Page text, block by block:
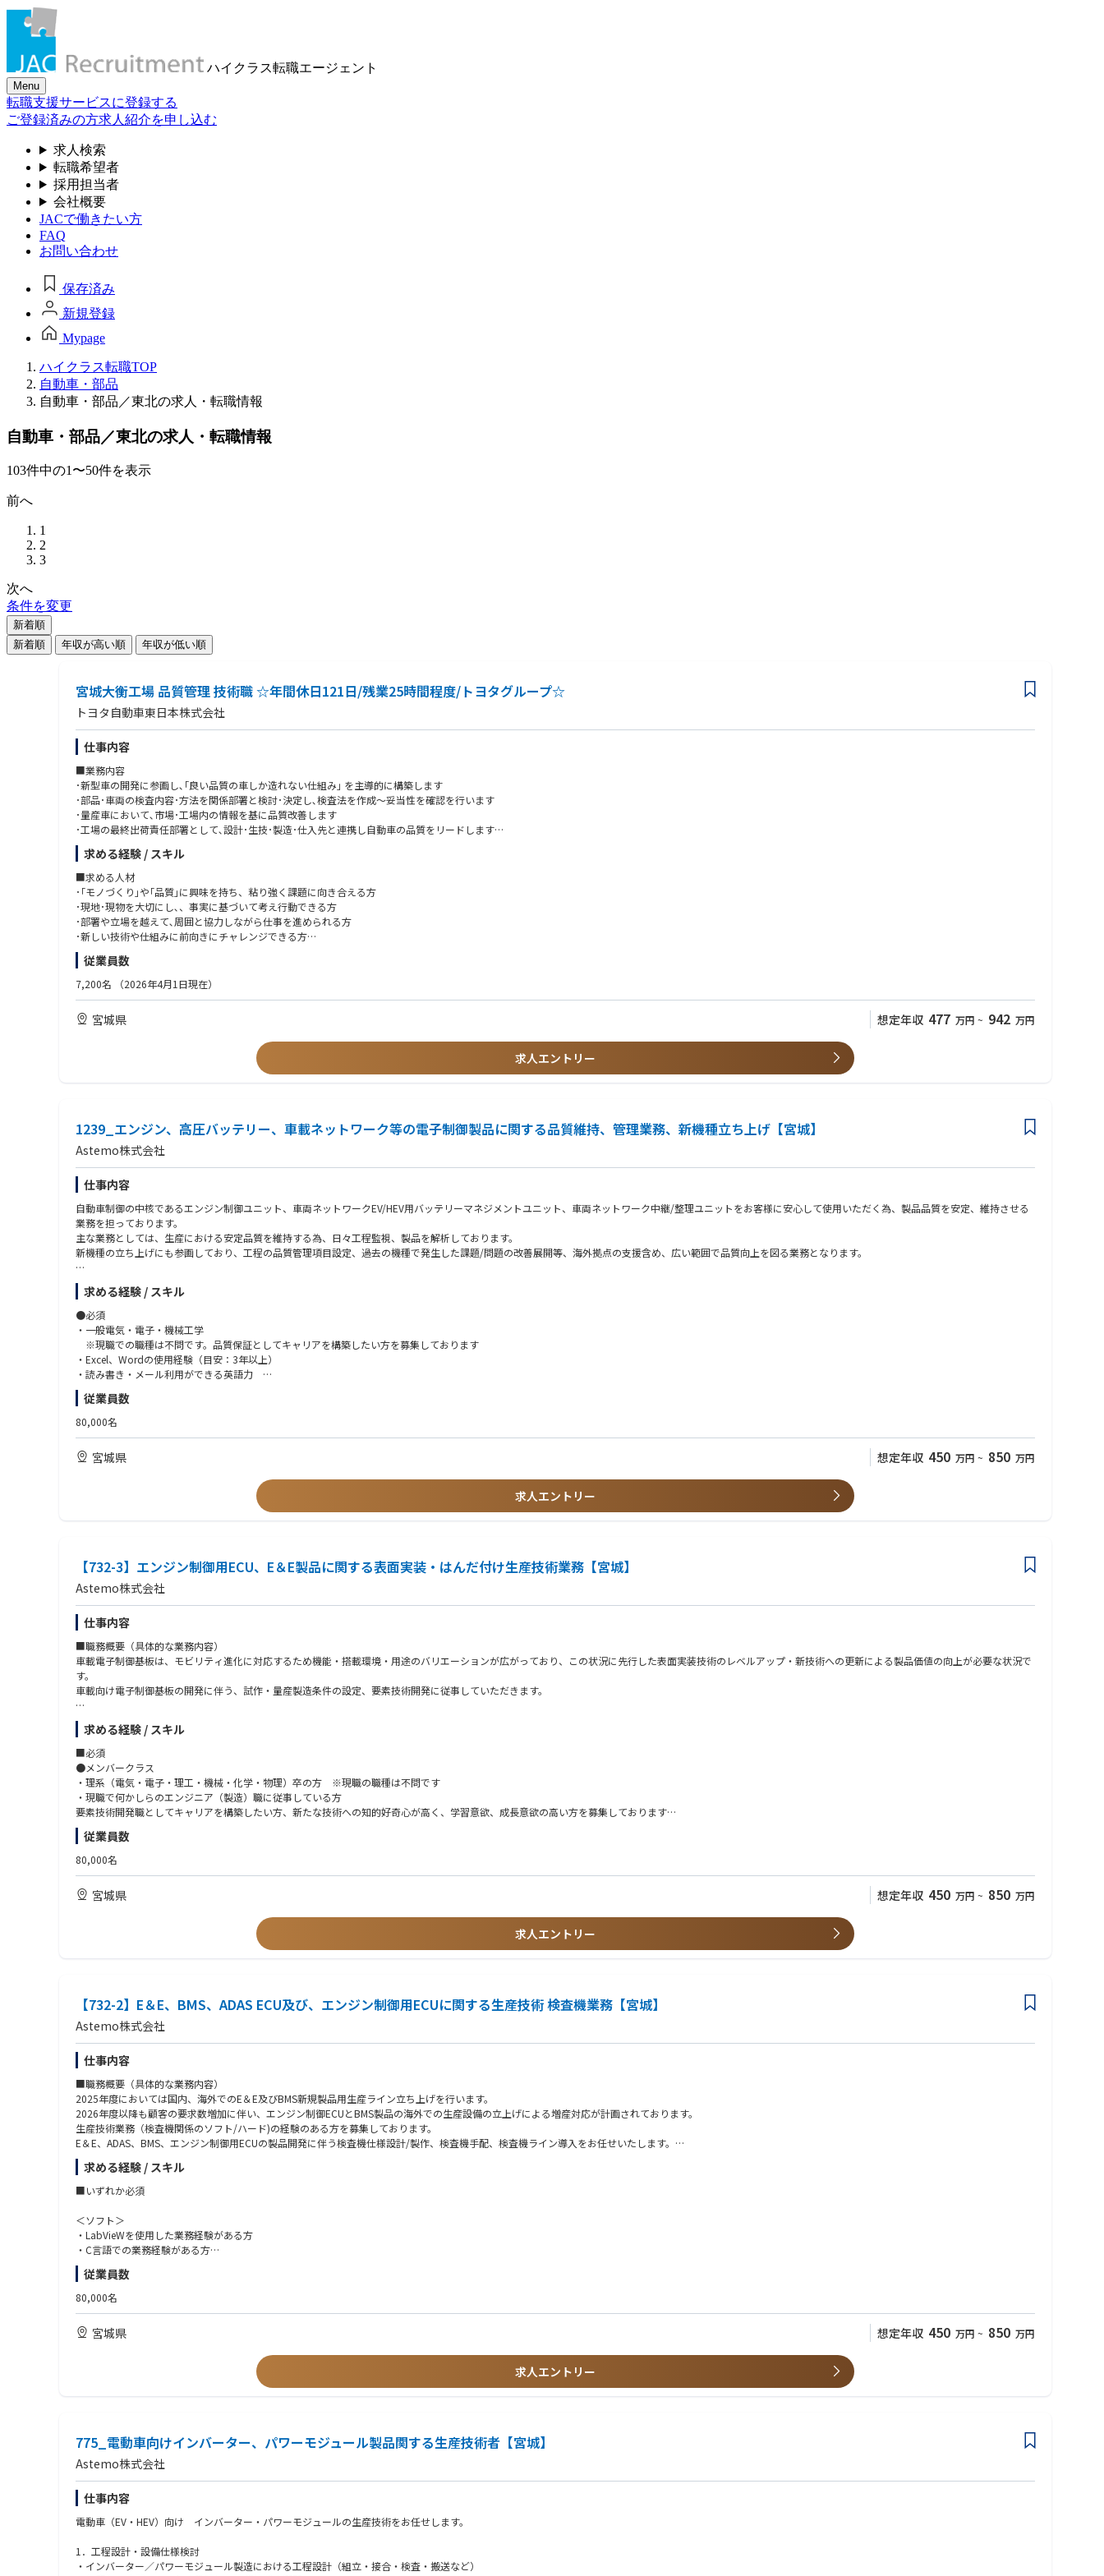
ハイクラス転職エージェント
Menu
転職支援サービスに登録する
ご登録済みの方求人紹介を申し込む
求人検索
転職希望者
採用担当者
会社概要
JACで働きたい方
FAQ
お問い合わせ
保存済み
新規登録
Mypage
ハイクラス転職TOP
自動車・部品
自動車・部品／東北の求人・転職情報
自動車・部品／東北の求人・転職情報
103件中の1〜50件を表示
前へ
1
2
3
次へ
条件を変更
新着順
新着順
年収が高い順 年収が低い順
宮城大衡工場 品質管理 技術職 ☆年間休日121日/残業25時間程度/トヨタグループ☆
トヨタ自動車東日本株式会社
仕事内容
■業務内容
･新型車の開発に参画し､｢良い品質の車しか造れない仕組み｣ を主導的に構築します
･部品･車両の検査内容･方法を関係部署と検討･決定し､検査法を作成～妥当性を確認を行います
･量産車において､市場･工場内の情報を基に品質改善します
･工場の最終出荷責任部署として､設計･生技･製造･仕入先と連携し自動車の品質をリードします
■この仕事の魅力は？
･開発･量産･出荷まで一貫し車両品質に関われる仕事です
･新型車･量産車の品質に対するお客様の喜びの声が達成感 につながります
･お客様の声を直接品質改善に反映でき､お客様満足に つながる実感があります
･設計･製造技術･製造など多くの部署と関わり､視野が 広がり､自身の成長につながります。
https://www.toyota-ej.co.jp/company/profile/
求める経験 / スキル
■求める人材
･｢モノづくり｣や｢品質｣に興味を持ち、粘り強く課題に向き合える方
･現地･現物を大切にし､、事実に基づいて考え行動できる方
･部署や立場を越えて､周囲と協力しながら仕事を進められる方
･新しい技術や仕組みに前向きにチャレンジできる方
･専門知識は入社後に習得可能。学ぶ意欲を重視しています
従業員数
7,200名 （2026年4月1日現在）
宮城県 想定年収 477 万円 ~ 942 万円
求人エントリー
1239_エンジン、高圧バッテリー、車載ネットワーク等の電子制御製品に関する品質維持、管理業務、新機種立ち上げ【宮城】
Astemo株式会社
仕事内容
自動車制御の中核であるエンジン制御ユニット、車両ネットワークEV/HEV用バッテリーマネジメントユニット、車両ネットワーク中継/整理ユニットをお客様に安心して使用いただく為、製品品質を安定、維持させる
業務を担っております。
主な業務としては、生産における安定品質を維持する為、日々工程監視、製品を解析しております。
新機種の立ち上げにも参画しており、工程の品質管理項目設定、過去の機種で発生した課題/問題の改善展開等、海外拠点の支援含め、広い範囲で品質向上を図る業務となります。
具体的な業務工程は大きく下記２つに分かれます。
１）新機種対応：試作イベント出荷判断/新機種変化点検証/新規設備認定/量産立上げの帳票検証/工程監査/など
２）量産対応：量産ライン管理/変化点管理/解析評価/品質改善/不具合対策/顧客報告/監査対応、など
今回の募集部署は下記の２部署で、ご経験・ご希望・適正に応じて配属を決定いたします。
●製品品質保証部 宮城電子製品品質保証課
∟役割：新機種の立ち上げにおける品質保証・品質維持/海外拠点支援
∟役割：既存製品における量産維持管理/変化点管理/不良が発生した場合の解析業務・顧客報告/監査対応/海外拠点連携
■職務概要（具体的な業務内容）
エンジン制御ユニット、バッテリマネジメントシステム、車両ネットワーク制御の工程内品質管理、及び工程内/市場不具合の原因究明、対策立案を担当いただきます。OEM(自動車メーカー)、部品メーカー、社内関連
部門とやり取りし、品質改善/向上に反映するべきは何かを検討するチームの一員として活躍を期待しております。
●入社後すぐの業務
工程内、市場不具合の解析（解析する事で担当製品の理解を深めていただきます）
配属後3か月はOJTで業務を覚えていただきます。3か月以降はサポート環境を継続しつつ、一人で業務推進いただくことを期待しております。
6か月以降は顧客への報告資料の作成、平行して工程の不具合について他部門と連携して改善する事を実施いただきます。
製品、工程内の知識が充実した2年目以降は新製品立ち上げに参画し、品質部門リーダーとして活躍される事を期待しております。
担当製品について：https://www.astemo.com/jp/products/
●業務のやりがい・魅力
近年、世界中で自動車のEV化が趨勢し、自動運転技術も発展する中、Astemoも先進技術を通して、よりよい世界を実現するために電動化/自動運転技術に注力し成長エンジンと位置づけ、事業拡大をめざしています。
一方で、当面はエンジン車との併存が続くとされており、エンジン制御ユニットもAstemo内の主力製品として、様々な顧客である自動車メーカーから開発のパートナーとして信頼を得ており多くの受注を受けていま
す。
当部署は自動車の「走る」「曲がる」「止まる」といった""あたりまえ”の安全性を維持する為、製品の品質を管理するという重要な役割を担っており、顧客との信頼関係向上とAstemoブランドの価値を更に高めてい
く為に必要な業務です。今後予定されている、新機種増加に対応する為の品質管理力強化が必須であり、今回共に成長できる新たな仲間を募集します。
新製品に関わる事も多く、その時代の最先端で仕事をしている実感と、その中で自身のスキルが日々向上している充実感を得る事が出来ます。
自社製品が搭載されている自動車を見た時、WEBやメディアで自社製品が褒められた時など、自身の業務は世の中に貢献している事と実感出来た時に、この仕事をやっていて良かったと感じる事が出来るのも魅力で
す。
・設計部門～製造部門、海外拠点等の多部門と意見交換する場もあり、自身のスキルアップを図りやすい環境です
●人財育成について
教育・研修（Off-JT）やプロジェクトへの参画、社内公募制度、自己啓発支援など、社員一人ひとりが自身のキャリアを切り拓き、なりたい自分へと成長できるよう、さまざまなキャリアサポート環境を整えています
人財育成：https://www.hitachiastemo.com/jp/careers/recruit/workstyle/education/
求める経験 / スキル
●必須
・一般電気・電子・機械工学
※現職での職種は不問です。品質保証としてキャリアを構築したい方を募集しております
・Excel、Wordの使用経験（目安：3年以上）
・読み書き・メール利用ができる英語力
※TOEICの点数は不問です。英語に抵抗がなく入社後も学ぶ意欲があられる
●歓迎
・電気/電子製品の解析調査経験者（オシロスコープ、X線、SEMなど）
・電気/電子製品の設計業務経験者
・IATF16949など品質マネジメントシステムの知識と経験
・現段階でスキルや経験がなくても、先輩社員に学び、品質保証としてキャリアを構築したい方を求めております
・無理なくキャッチアップいただけるような研修を用意しておりますが、自らも積極的に学ぶ姿勢、成長意欲があり部内外に積極的にコミュニケーションを取れる方を募集しております
従業員数
80,000名
宮城県 想定年収 450 万円 ~ 850 万円
求人エントリー
【732-3】エンジン制御用ECU、E＆E製品に関する表面実装・はんだ付け生産技術業務【宮城】
Astemo株式会社
仕事内容
■職務概要（具体的な業務内容）
車載電子制御基板は、モビリティ進化に対応するため機能・搭載環境・用途のバリエーションが広がっており、この状況に先行した表面実装技術のレベルアップ・新技術への更新による製品価値の向上が必要な状況で
す。
車載向け電子制御基板の開発に伴う、試作・量産製造条件の設定、要素技術開発に従事していただきます。
具体的な業務例は下記です。
・新規製品の仕様に対応した表面実装/はんだ付け技術に関する製造条件設定、要素技術開発
・将来製品を想定した新規技術調査~技術開発~量産性検証
担当製品について：https://www.astemo.com/jp/products/powertrain/
当社のものづくり紹介：モノづくり：テクノロジー：https://www.hitachiastemo.com/jp/technologies/manufacturing/
はじめに当課の業務に関する導入教育を1~2週間ほど実施します。
その後先輩社員とチームを組み、OJTにて下記業務の経験を積んでいただきます。
・開発製品に対する表面実装/はんだ付けの条件設定
主担当として業務にアサインさせていただき、先輩社員のサポートを受けながら業務いただきます。
新規技術に関しては、社外展示会やセミナー受講などの市場調査結果を反映し次期テーマの検討をおこない、上長と相談のうえ取り組み要否を判断したのちに実行計画を決めて推進していただきます。
・電子制御ユニット（ECU）は、先進運転支援・バッテリーマネジメント製品などを中心に国内・海外含め拡大、成長していく製品です
業界調査、新規要素技術の評価・解析などを通じ、先端技術を製品に結びつけることができる環境です
■募集部署について
●電子生産技術本部 生産技術開発部 要素技術開発課
・20～50代の幅広い年齢層のメンバーが働いております
（50代以降でもご活躍いただける環境であり、再雇用制度を活用し70歳まで就業いただける制度もございます）
●部署の役割
・エンジン・モーター・バッテリー・先進運転支援システムなどの制御をおこなう電子制御ユニットの開発段階にて、電子基板への部品実装技術の開発、耐久性確保のための製造条件設定、新規設備の構想仕様検討を
おこなっています
・将来製品に対しては、製品仕様の具現化に必要な要素技術の先行調査～要素研究開発～量産性検証をおこない、製品価値の向上に貢献します
・要素技術開発課では、表面実装技術のレベルアップ・新技術への更新による製品価値の向上を担っております
■人財育成について
・教育・研修（Off-JT）やプロジェクトへの参画、社内公募制度、自己啓発支援など、社員一人ひとりが自身のキャリアを切り拓き、なりたい自分へと成長できるよう、さまざまなキャリアサポート環境を整えていま
す
人財育成：https://www.hitachiastemo.com/jp/careers/recruit/workstyle/education/
■働く環境について
・違いを認め、多様な考えや働き方を尊重する文化が根付いています
職場環境と福利厚生：https://www.hitachiastemo.com/jp/careers/recruit/workstyle/culture/
求める経験 / スキル
■必須
●メンバークラス
・理系（電気・電子・理工・機械・化学・物理）卒の方 ※現職の職種は不問です
・現職で何かしらのエンジニア（製造）職に従事している方
要素技術開発職としてキャリアを構築したい方、新たな技術への知的好奇心が高く、学習意欲、成長意欲の高い方を募集しております
●次期リーダークラス
・以下いずれかの業界を経験されている方
２）電気電子部品
３）表面実装基板
従業員数
80,000名
宮城県 想定年収 450 万円 ~ 850 万円
求人エントリー
【732-2】E＆E、BMS、ADAS ECU及び、エンジン制御用ECUに関する生産技術 検査機業務【宮城】
Astemo株式会社
仕事内容
■職務概要（具体的な業務内容）
2025年度においては国内、海外でのE＆E及びBMS新規製品用生産ライン立ち上げを行います。
2026年度以降も顧客の要求数増加に伴い、エンジン制御ECUとBMS製品の海外での生産設備の立上げによる増産対応が計画されております。
生産技術業務（検査機関係のソフト/ハード)の経験のある方を募集しております。
E＆E、ADAS、BMS、エンジン制御用ECUの製品開発に伴う検査機仕様設計/製作、検査機手配、検査機ライン導入をお任せいたします。
担当製品について：https://www.astemo.com/jp/products/powertrain/
当社のものづくり紹介：https://www.hitachiastemo.com/jp/technologies/manufacturing/
●具体的な業務内容
1）E＆E、ADAS、BMS、エンジン制御用ECU製品に関わる、検査機テストプログラム仕様検討、作成、デバック
2）E＆E、ADAS、BMS、エンジン制御用ECU製品に関わる、検査用基板の仕様検討、設計、製作、手配、改造
4）E＆E、ADAS、BMS、エンジン制御用ECU製品に関わる、検査機保守、保全
5）E＆E、ADAS、BMS、エンジン制御用ECU製品に関わる、生産拠点(日本・北米・中国・タイ等)への検査機技術/導入支援
入社後1か月間は基礎研修を受講し、メンターと一緒に、業務に必要な知識やスキルを習得していただきます。
入社3～5か月目には、エンジン制御用ECU、E&E、ADAS、BMS製品の量産ラインにおける立ち上げや改造業務に、先輩社員と連携しながら携わっていただくことを想定しています。
●働き方
・中途入社者も多く上司とも気軽に話せる雰囲気、且つチャレンジしやすい風土です
・先輩によるOJT指導や、外部機関を活用した教育機会も多く、技術者として成長しやすい環境が整っています
・eラーニング/社内研修等数、多くの教育制度があり、キャリアアップ・スキルアップ可能です
Astemoは独立系グローバルサプライヤーのため、世界中の自動車・二輪車メーカーが顧客であり、常に業界の最先端の技術開発に携わることができます。国内だけでなく海外のお客様を担当することもでき、活躍の場
はグローバルに広がっています。
求める経験 / スキル
■いずれか必須
＜ソフト＞
・LabVieWを使用した業務経験がある方
・C言語での業務経験がある方
＜ハードウェア＞
・検査用基板の、設計/製作/改造/デバック/保守/保全経験がある方 ※検査用基板以外の基板でも可
従業員数
80,000名
宮城県 想定年収 450 万円 ~ 850 万円
求人エントリー
775_電動車向けインバーター、パワーモジュール製品関する生産技術者【宮城】
Astemo株式会社
仕事内容
電動車（EV・HEV）向け インバーター・パワーモジュールの生産技術をお任せします。
1．工程設計・設備仕様検討
・インバーター／パワーモジュール製造における工程設計（組立・接合・検査・搬送など）